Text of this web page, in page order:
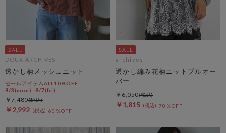
DOUX ARCHIVES
透かし柄メッシュニット
セールアイテムALL10%OFF
8/3(mon)~8/7(fri)
￥2,992 60％OFF
￥7,480
archives
透かし編み花柄ニットプルオー
バー
￥1,815 70％OFF
￥6,050